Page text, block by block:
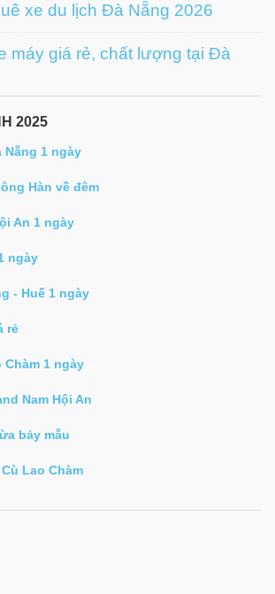
xe du lịch Đà Nẵng 2026
máy giá rẻ, chất lượng tại Đà
2025
Nẵng 1 ngày
Hàn về đêm
An 1 ngày
ngày
- Huế 1 ngày
rẻ
Chàm 1 ngày
Nam Hội An
bảy mẫu
Lao Chàm